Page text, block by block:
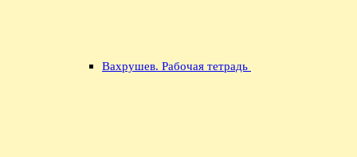
Вахрушев. Рабочая тетрадь